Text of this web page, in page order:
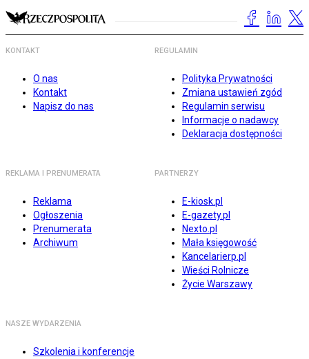
KONTAKT
O nas
Kontakt
Napisz do nas
REGULAMIN
Polityka Prywatności
Zmiana ustawień zgód
Regulamin serwisu
Informacje o nadawcy
Deklaracja dostępności
REKLAMA I PRENUMERATA
Reklama
Ogłoszenia
Prenumerata
Archiwum
PARTNERZY
E-kiosk.pl
E-gazety.pl
Nexto.pl
Mała księgowość
Kancelarierp.pl
Wieści Rolnicze
Życie Warszawy
NASZE WYDARZENIA
Szkolenia i konferencje